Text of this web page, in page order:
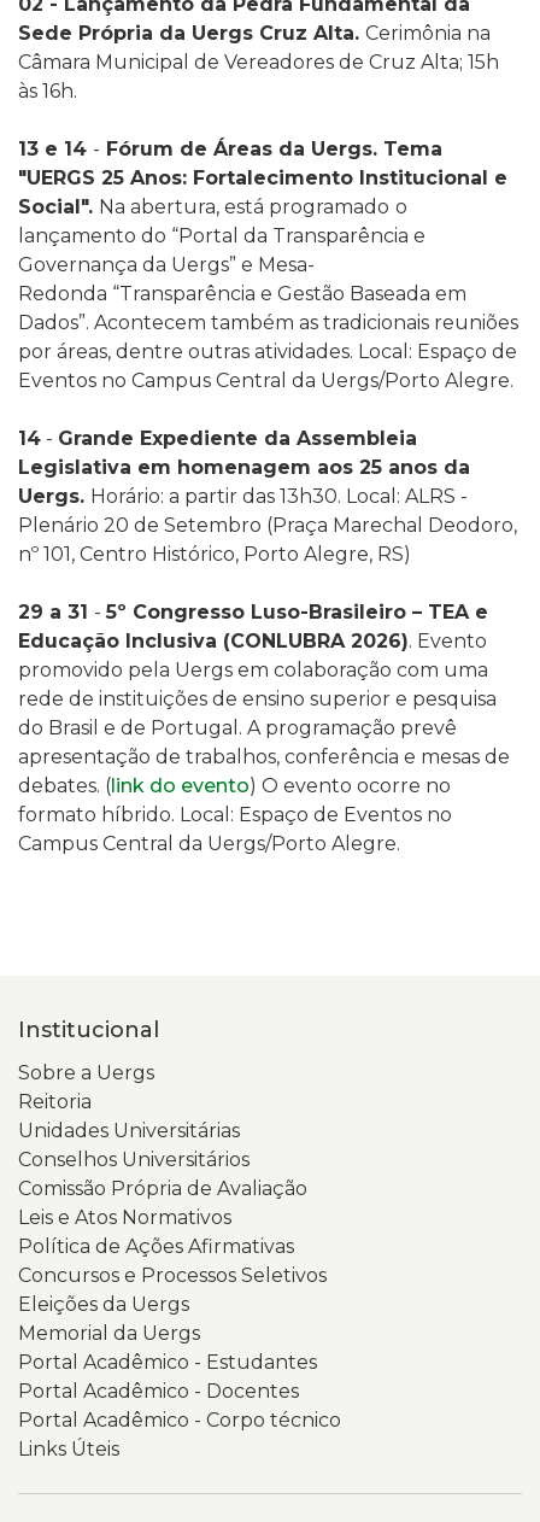
Sede Própria da Uergs Cruz Alta. Cerimônia na
Câmara Municipal de Vereadores de Cruz Alta; 15h
às 16h.
13 e 14 - Fórum de Áreas da Uergs. Tema
"UERGS 25 Anos: Fortalecimento Institucional e
Social". Na abertura, está programado o
lançamento do “Portal da Transparência e
Governança da Uergs” e Mesa-
Redonda “Transparência e Gestão Baseada em
Dados”. Acontecem também as tradicionais reuniões
por áreas, dentre outras atividades. Local: Espaço de
Eventos no Campus Central da Uergs/Porto Alegre.
14 - Grande Expediente da Assembleia
Legislativa em homenagem aos 25 anos da
Uergs. Horário: a partir das 13h30. Local: ALRS -
Plenário 20 de Setembro (Praça Marechal Deodoro,
nº 101, Centro Histórico, Porto Alegre, RS)
29 a 31 - 5º Congresso Luso-Brasileiro – TEA e
Educação Inclusiva (CONLUBRA 2026). Evento
promovido pela Uergs em colaboração com uma
rede de instituições de ensino superior e pesquisa
do Brasil e de Portugal. A programação prevê
apresentação de trabalhos, conferência e mesas de
debates. (link do evento) O evento ocorre no
formato híbrido. Local: Espaço de Eventos no
Campus Central da Uergs/Porto Alegre.
Institucional
Sobre a Uergs
Reitoria
Unidades Universitárias
Conselhos Universitários
Comissão Própria de Avaliação
Leis e Atos Normativos
Política de Ações Afirmativas
Concursos e Processos Seletivos
Eleições da Uergs
Memorial da Uergs
Portal Acadêmico - Estudantes
Portal Acadêmico - Docentes
Portal Acadêmico - Corpo técnico
Links Úteis